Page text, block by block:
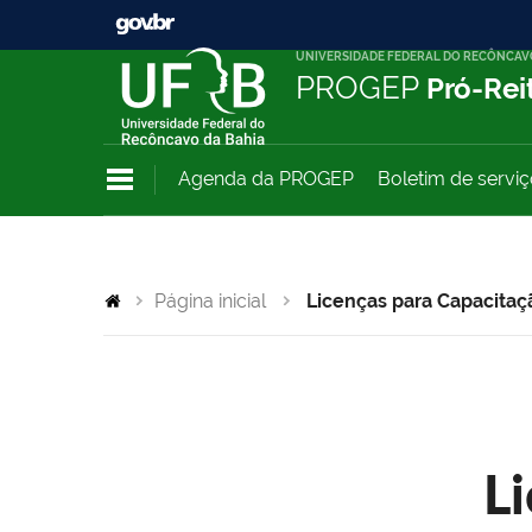
UNIVERSIDADE FEDERAL DO
PROGEP Pró-
Agenda da PROGEP Boletim de
Página inicial Licenças para